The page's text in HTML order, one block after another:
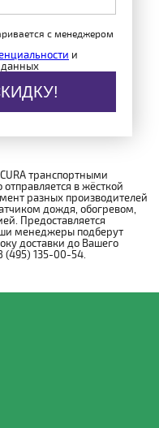
с менеджером
и
данных
транспортными
в жёсткой
разных производителей
дождя, обогревом,
Предоставляется
менеджеры подберут
доставки до Вашего
(495) 135-00-54.